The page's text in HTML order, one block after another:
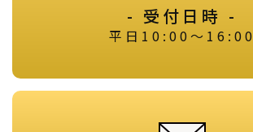
- 受付日時 -
平日10:00～16:00